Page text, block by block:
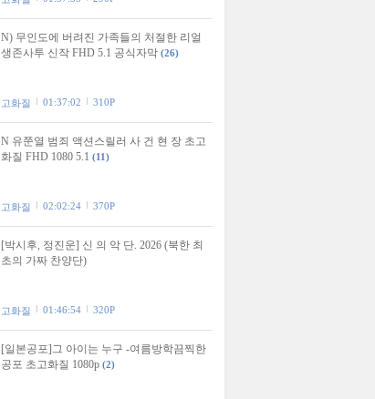
N) 무인도에 버려진 가족들의 처절한 리얼
생존사투 신작 FHD 5.1 공식자막 (26)
고화질 01:37:02 310P
N 유쭌열 범죄 액션스릴러 사 건 현 장 초고
화질 FHD 1080 5.1 (11)
고화질 02:02:24 370P
[박시후, 정진운] 신 의 악 단. 2026 (북한 최
초의 가짜 찬양단)
고화질 01:46:54 320P
[일본공포]그 아이는 누구 -여름방학끔찍한
공포 초고화질 1080p (2)